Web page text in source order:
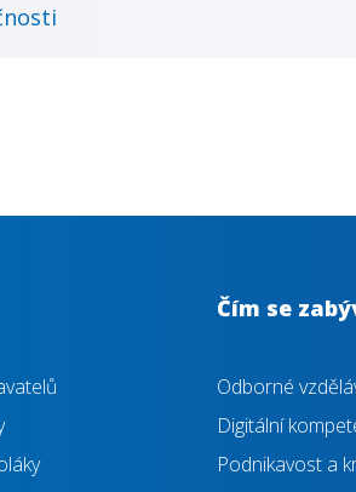
Čím se
Odborné
Digitální
Podnikavost a